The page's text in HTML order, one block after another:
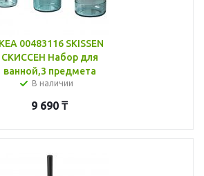
00483116 SKISSEN
СКИССЕН Набор для
ванной,3 предмета
В наличии
9 690 ₸